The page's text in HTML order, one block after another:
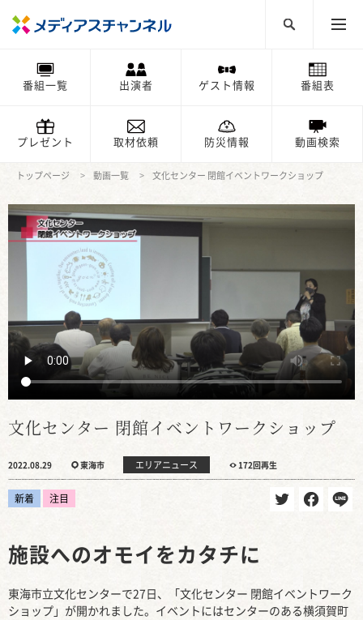
番組一覧 出演者 ゲスト情報 番組表
プレゼント 取材依頼 防災情報 動画検索
トップページ 動画一覧 文化センター 閉館イベントワークショップ
文化センター 閉館イベントワークショップ
2022.08.29 東海市 エリアニュース 172回再生
新着 注目
施設へのオモイをカタチに
東海市立文化センターで27日、「文化センター 閉館イベントワーク
ショップ」が開かれました。イベントにはセンターのある横須賀町